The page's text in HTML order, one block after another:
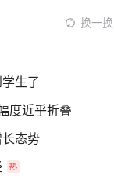
换一换
生了
度近乎折叠
态势